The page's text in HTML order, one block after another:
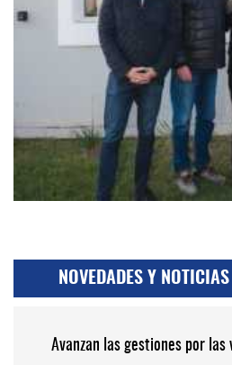
NOVEDADES Y
Avanzan las gestiones por las